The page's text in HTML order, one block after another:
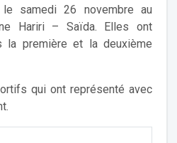
le samedi 26 novembre au
Hariri – Saïda. Elles ont
la première et la deuxième
qui ont représenté avec